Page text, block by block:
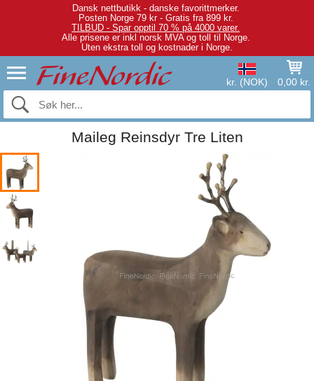
Dansk nettbutikk - danske favorittmerker.
Posten Norge 79 kr - Gratis fra 899 kr.
TILBUD - Spar opptil 70 % på 4000 varer.
Alle prisene er inkl norsk MVA og toll til Norge.
Uten ekstra toll og kostnader i Norge.
kr. (NOK) 0,00 kr.
Maileg Reinsdyr Tre Liten